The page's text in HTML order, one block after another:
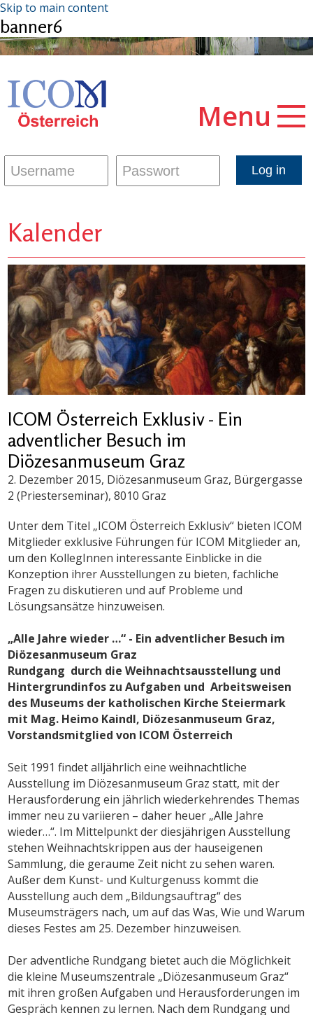
Skip to main content
banner6
Menu
Kalender
ICOM Österreich Exklusiv - Ein
adventlicher Besuch im
Diözesanmuseum Graz
2. Dezember 2015, Diözesanmuseum Graz, Bürgergasse
2 (Priesterseminar), 8010 Graz
Unter dem Titel „ICOM Österreich Exklusiv“ bieten ICOM
Mitglieder exklusive Führungen für ICOM Mitglieder an,
um den KollegInnen interessante Einblicke in die
Konzeption ihrer Ausstellungen zu bieten, fachliche
Fragen zu diskutieren und auf Probleme und
Lösungsansätze hinzuweisen.
„Alle Jahre wieder …“ - Ein adventlicher Besuch im
Diözesanmuseum Graz
Rundgang durch die Weihnachtsausstellung und
Hintergrundinfos zu Aufgaben und Arbeitsweisen
des Museums der katholischen Kirche Steiermark
mit Mag. Heimo Kaindl, Diözesanmuseum Graz,
Vorstandsmitglied von ICOM Österreich
Seit 1991 findet alljährlich eine weihnachtliche
Ausstellung im Diözesanmuseum Graz statt, mit der
Herausforderung ein jährlich wiederkehrendes Themas
immer neu zu variieren – daher heuer „Alle Jahre
wieder…“. Im Mittelpunkt der diesjährigen Ausstellung
stehen Weihnachtskrippen aus der hauseigenen
Sammlung, die geraume Zeit nicht zu sehen waren.
Außer dem Kunst- und Kulturgenuss kommt die
Ausstellung auch dem „Bildungsauftrag“ des
Museumsträgers nach, um auf das Was, Wie und Warum
dieses Festes am 25. Dezember hinzuweisen.
Der adventliche Rundgang bietet auch die Möglichkeit
die kleine Museumszentrale „Diözesanmuseum Graz“
mit ihren großen Aufgaben und Herausforderungen im
Gespräch kennen zu lernen. Nach dem Rundgang und